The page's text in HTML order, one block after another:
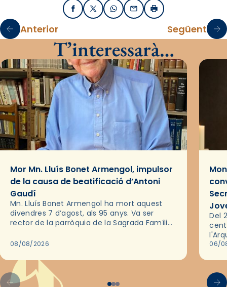
FacebookX / TwitterWhatsApp
EmailImprimir
Anterior Següent
T’interessarà…
Mor Mn. Lluís Bonet Armengol, impulsor
de la causa de beatificació d’Antoni
Gaudí
Mn. Lluís Bonet Armengol ha mort aquest
divendres 7 d’agost, als 95 anys. Va ser
rector de la parròquia de la Sagrada Família
2018,…
08/08/2026
Del
les
06/